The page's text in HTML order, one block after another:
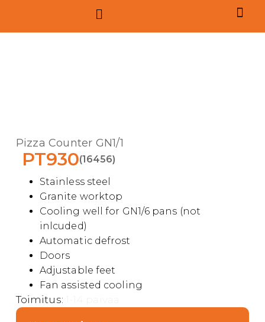
Pizza Counter GN1/1
PT930(16456)
Stainless steel
Granite worktop
Cooling well for GN1/6 pans (not
inlcuded)
Automatic defrost
Doors
Adjustable feet
Fan assisted cooling
Toimitus: